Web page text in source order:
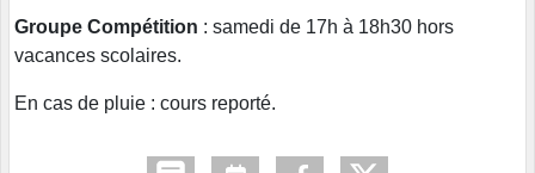
Groupe Compétition : samedi de 17h à 18h30 hors
vacances scolaires.
En cas de pluie : cours reporté.